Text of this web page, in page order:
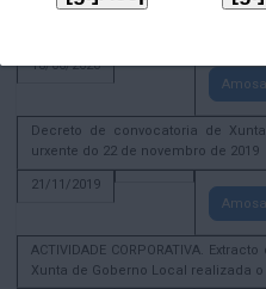
ACTIVIDADE CORPORATIVA.
18/06/2020
Decreto de convocatoria de
urxente do 22 de novembro de 2019
21/11/2019
ACTIVIDADE CORPORATIVA.
Xunta de Goberno Local realizada